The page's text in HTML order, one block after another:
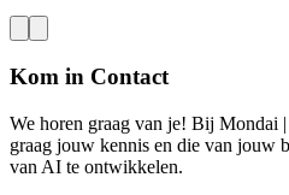
Kom in Contact
We horen graag van je! Bij Mondai
graag jouw kennis en die van jouw
van AI te ontwikkelen.